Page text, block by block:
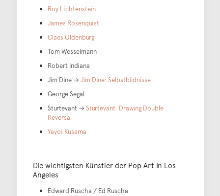
Roy Lichtenstein
James Rosenquist
Claes Oldenburg
Tom Wesselmann
Robert Indiana
Jim Dine → Jim Dine: Selbstbildnisse
George Segal
Sturtevant → Sturtevant. Drawing Double
Reversal
Yayoi Kusama
Die wichtigsten Künstler der Pop Art in Los
Angeles
Edward Ruscha / Ed Ruscha